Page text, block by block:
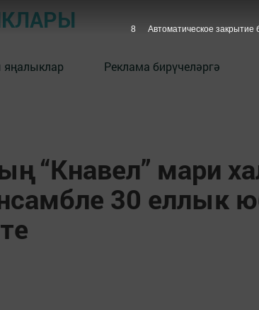
яңалыклар Реклама бирүчеләргә
“Кнавел” мари
30 еллык
7 Автоматическое закрытие